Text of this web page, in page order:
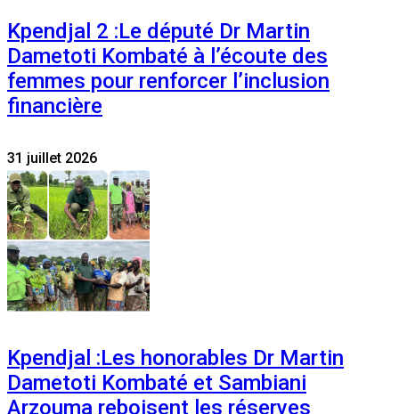
Kpendjal 2 :Le député Dr Martin
Dametoti Kombaté à l’écoute des
femmes pour renforcer l’inclusion
financière
31 juillet 2026
Kpendjal :Les honorables Dr Martin
Dametoti Kombaté et Sambiani
Arzouma reboisent les réserves